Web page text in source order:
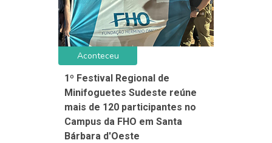
Aconteceu
1º Festival Regional de
Minifoguetes Sudeste reúne
mais de 120 participantes no
Campus da FHO em Santa
Bárbara d'Oeste